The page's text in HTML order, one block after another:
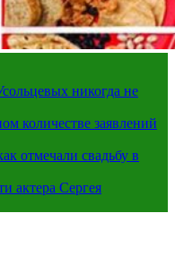
никогда не
количестве заявлений
отмечали свадьбу в
актера Сергея